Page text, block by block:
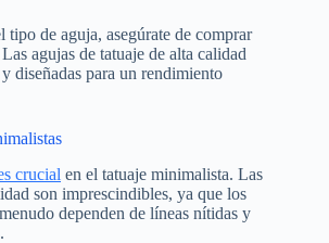
tipo de aguja, asegúrate de comprar
agujas de tatuaje de alta calidad
diseñadas para un rendimiento
crucial en el tatuaje minimalista. Las
son imprescindibles, ya que los
dependen de líneas nítidas y